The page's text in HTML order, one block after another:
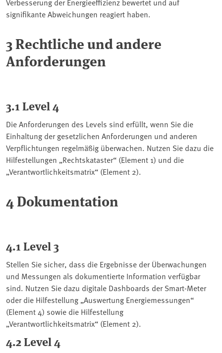
signifikante Abweichungen reagiert haben.
3 Rechtliche und andere
Anforderungen
3.1 Level 4
Die Anforderungen des Levels sind erfüllt, wenn Sie die
Einhaltung der gesetzlichen Anforderungen und anderen
Verpflichtungen regelmäßig überwachen. Nutzen Sie dazu die
Hilfestellungen „Rechtskataster“ (Element 1) und die
„Verantwortlichkeitsmatrix“ (Element 2).
4 Dokumentation
4.1 Level 3
Stellen Sie sicher, dass die Ergebnisse der Überwachungen
und Messungen als dokumentierte Information verfügbar
sind. Nutzen Sie dazu digitale Dashboards der Smart-Meter
oder die Hilfestellung „Auswertung Energiemessungen“
(Element 4) sowie die Hilfestellung
„Verantwortlichkeitsmatrix“ (Element 2).
4.2 Level 4